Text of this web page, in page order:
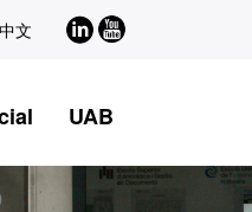
中文 LinkedIn
Youtube
UAB